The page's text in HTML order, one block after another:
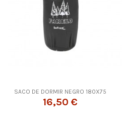
SACO DE DORMIR NEGRO 180X75
16,50 €